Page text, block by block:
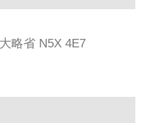
略省 N5X 4E7